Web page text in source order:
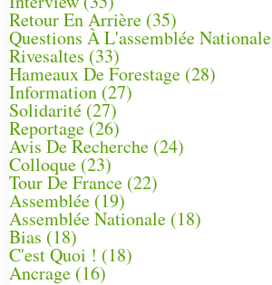
Retour En Arrière (35)
Questions À L'assemblée Nationale
Rivesaltes (33)
Hameaux De Forestage (28)
Information (27)
Solidarité (27)
Reportage(26)
Avis De Recherche (24)
Colloque (23)
Tour De France (22)
Assemblée (19)
Assemblée Nationale (18)
Bias (18)
C'est Quoi ! (18)
Ancrage (16)